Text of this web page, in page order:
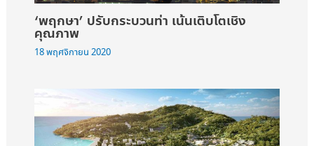
‘พฤกษา’ ปรับกระบวนท่า เน้นเติบโตเชิง
คุณภาพ
18 พฤศจิกายน 2020